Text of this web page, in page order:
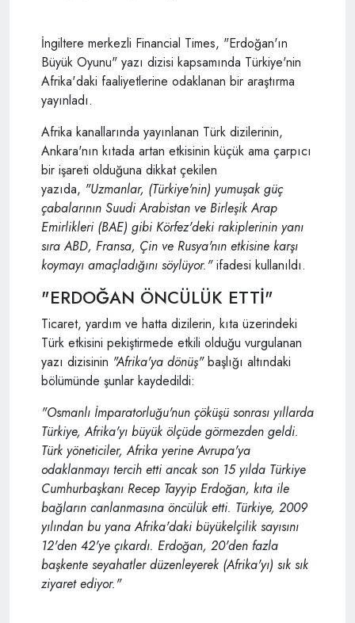
İngiltere merkezli Financial Times, "Erdoğan'ın
Büyük Oyunu" yazı dizisi kapsamında Türkiye'nin
Afrika'daki faaliyetlerine odaklanan bir araştırma
yayınladı.
Afrika kanallarında yayınlanan Türk dizilerinin,
Ankara'nın kıtada artan etkisinin küçük ama çarpıcı
bir işareti olduğuna dikkat çekilen
yazıda, "Uzmanlar, (Türkiye'nin) yumuşak güç
çabalarının Suudi Arabistan ve Birleşik Arap
Emirlikleri (BAE) gibi Körfez'deki rakiplerinin yanı
sıra ABD, Fransa, Çin ve Rusya'nın etkisine karşı
koymayı amaçladığını söylüyor."ifadesi kullanıldı.
"ERDOĞAN ÖNCÜLÜK ETTİ"
Ticaret, yardım ve hatta dizilerin, kıta üzerindeki
Türk etkisini pekiştirmede etkili olduğu vurgulanan
yazı dizisinin "Afrika'ya dönüş"başlığı altındaki
bölümünde şunlar kaydedildi:
"Osmanlı İmparatorluğu'nun çöküşü sonrası yıllarda
Türkiye, Afrika'yı büyük ölçüde görmezden geldi.
Türk yöneticiler, Afrika yerine Avrupa'ya
odaklanmayı tercih etti ancak son 15 yılda Türkiye
Cumhurbaşkanı Recep Tayyip Erdoğan, kıta ile
bağların canlanmasına öncülük etti. Türkiye, 2009
yılından bu yana Afrika'daki büyükelçilik sayısını
12'den 42'ye çıkardı. Erdoğan, 20'den fazla
başkente seyahatler düzenleyerek (Afrika'yı) sık sık
ziyaret ediyor."